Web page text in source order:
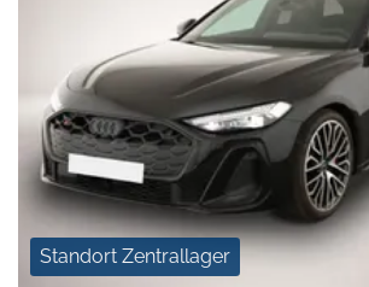
Standort Zentrallager